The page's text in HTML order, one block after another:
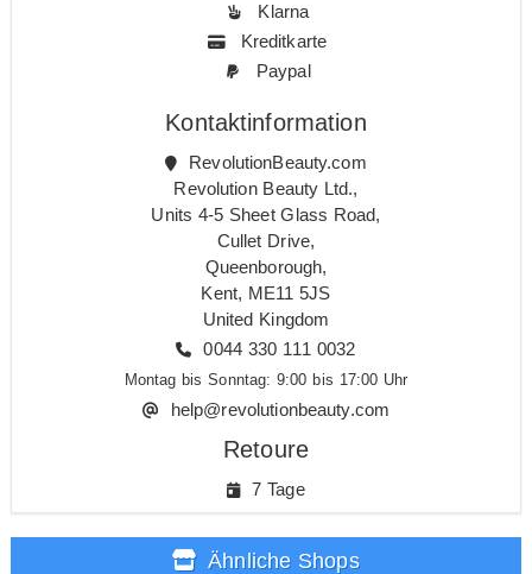
Klarna
Kreditkarte
Paypal
Kontaktinformation
RevolutionBeauty.com
Revolution Beauty Ltd.,
Units 4-5 Sheet Glass Road,
Cullet Drive,
Queenborough,
Kent, ME11 5JS
United Kingdom
0044 330 111 0032
Montag bis Sonntag: 9:00 bis 17:00 Uhr
help@revolutionbeauty.com
Retoure
7 Tage
Ähnliche Shops